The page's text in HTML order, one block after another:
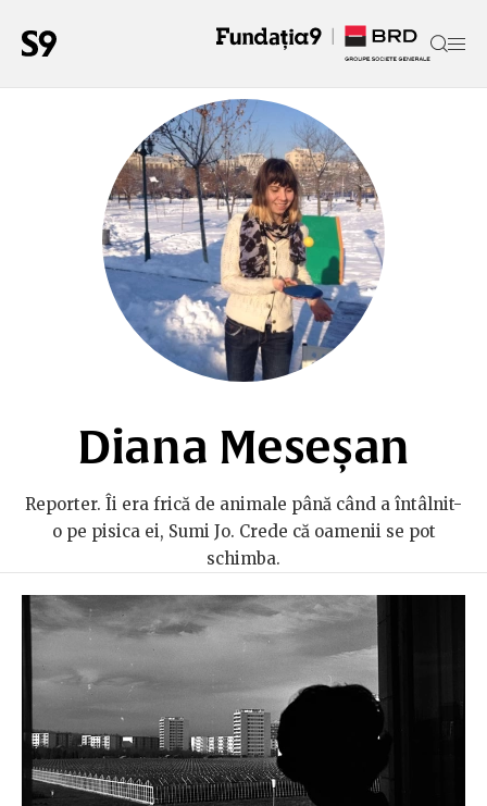
Diana Meseșan
Reporter. Îi era frică de animale până când a întâlnit-
o pe pisica ei, Sumi Jo. Crede că oamenii se pot
schimba.